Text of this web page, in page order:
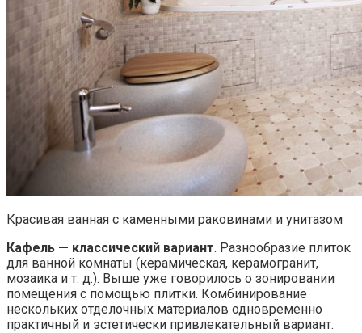
Красивая ванная с каменными раковинами и унитазом
Кафель — классический вариант. Разнообразие плиток
для ванной комнаты (керамическая, керамогранит,
мозаика и т. д.). Выше уже говорилось о зонировании
помещения с помощью плитки. Комбинирование
нескольких отделочных материалов одновременно
практичный и эстетически привлекательный вариант.